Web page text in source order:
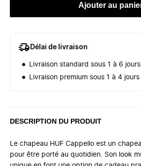
Ajouter au
Délai de livraison
Livraison standard sous 1 à 6
Livraison premium sous 1 à 4
DESCRIPTION DU PRODUIT
Le chapeau HUF Cappello est un
pour être porté au quotidien. Son look